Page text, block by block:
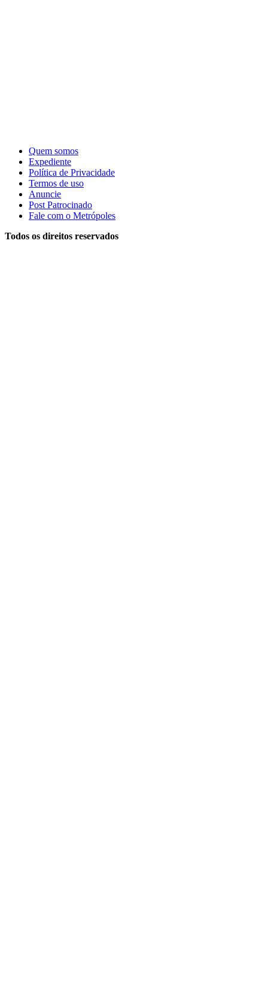
Quem somos
Expediente
Política de Privacidade
Termos de uso
Anuncie
Post Patrocinado
Fale com o Metrópoles
Todos os direitos reservados